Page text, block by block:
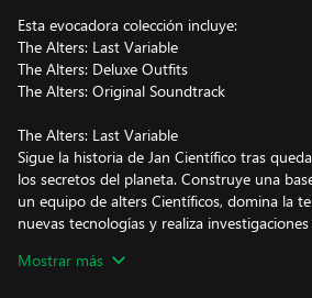
Esta evocadora colección incluye:
The Alters: Last Variable
The Alters: Deluxe Outfits
The Alters: Original Soundtrack
The Alters: Last Variable
Sigue la historia de Jan Científico tras
los secretos del planeta. Construye una
un equipo de alters Científicos, domina la
nuevas tecnologías y realiza
Mostrar más